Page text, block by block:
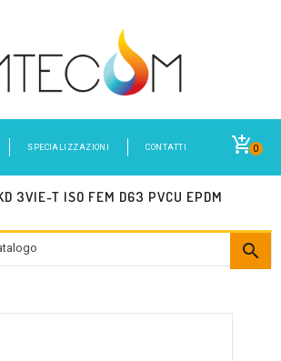
0
SPECIALIZZAZIONI CONTATTI
3VIE-T ISO FEM D63 PVCU EPDM
